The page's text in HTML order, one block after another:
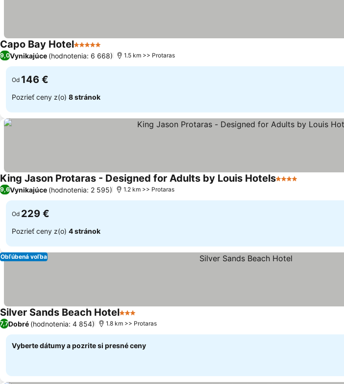
Capo Bay Hotel5 Počet hviezdičiek
9,0Vynikajúce (hodnotenia: 6 668) 1.5 km >> Protaras
Od 146 €
Pozrieť ceny z(o) 8 stránok
King Jason Protaras - Designed for Adults by Louis Hotels4 Počet hviezdičiek
9,6Vynikajúce (hodnotenia: 2 595) 1.2 km >> Protaras
Od 229 €
Pozrieť ceny z(o) 4 stránok
Obľúbená voľba
Silver Sands Beach Hotel3 Počet hviezdičiek
7,7Dobré (hodnotenia: 4 854) 1.8 km >> Protaras
Vyberte dátumy a pozrite si presné ceny